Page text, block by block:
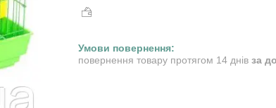
повернення товару протягом 14 днів за